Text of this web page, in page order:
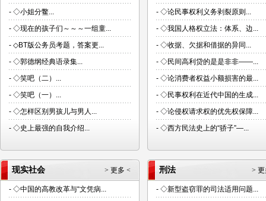
- ◇小姐分鳖...
- ◇现在的孩子们～～～一组童...
- ◇BT版公务员考题，答案更...
- ◇郭德纲经典语录集...
- ◇笑吧（二）...
- ◇笑吧（一）...
- ◇怎样区别男孩儿与男人...
- ◇史上最强的自我介绍...
- ◇论民事权利义务剥裂原则...
- ◇我国人格权立法：体系、边...
- ◇收据、欠据和借据的异同...
- ◇民间高利贷的是是非非——...
- ◇论消费者权益小额损害的最...
- ◇民事权利在近代中国的生成...
- ◇论侵权请求权的优先权保障...
- ◇西方民法史上的“骄子”—...
> 更多 <
现实社会
- ◇中国的高教改革与“文凭病...
>
刑法
- ◇新型盗窃罪的司法适用问题...